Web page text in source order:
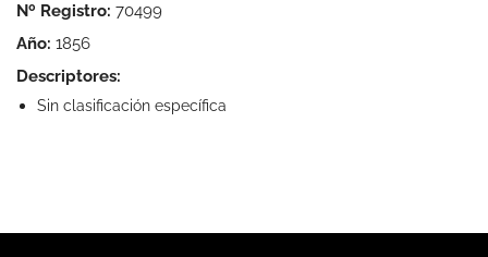
Nº Registro: 70499
Año: 1856
Descriptores:
Sin clasificación específica